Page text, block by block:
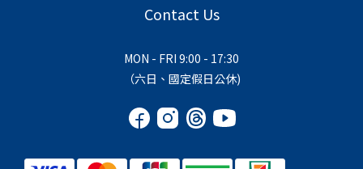
Contact Us
MON - FRI 9:00 - 17:30
（六日、國定假日公休)